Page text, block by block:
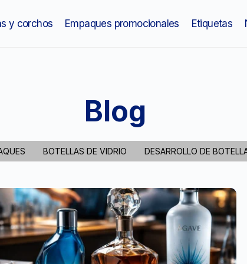
y corchos Empaques promocionales Etiquetas
Blog
BOTELLAS DE VIDRIO DESARROLLO DE